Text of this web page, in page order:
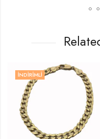
İNDIRIMLI